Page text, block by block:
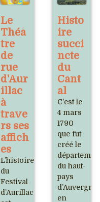
Le
Théâ
tre
de
rue
d'Aur
illac
à
trave
rs ses
affich
es
L’histoire
du
Festival
d’Aurillac
Histo
ire
succi
ncte
du
Cant
al
C’est le
4 mars
1790
que fut
créé le
du haut-
pays
d’Auvergne
en